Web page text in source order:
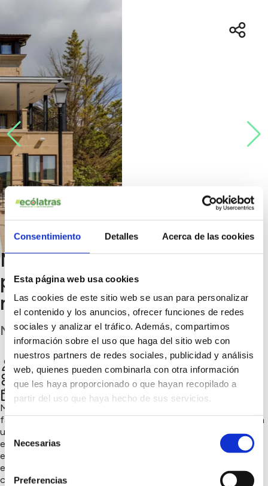
Consentimiento Detalles Acerca de las cookies
Esta página web usa cookies
Las cookies de este sitio web se usan para personalizar
el contenido y los anuncios, ofrecer funciones de redes
sociales y analizar el tráfico. Además, compartimos
información sobre el uso que haga del sitio web con
nuestros partners de redes sociales, publicidad y análisis
web, quienes pueden combinarla con otra información
que les haya proporcionado o que hayan recopilado a
partir del uso que haya hecho de sus servicios.
Selección
de
consentimiento
Necesarias
Preferencias
Mirador de Deyo: recuperar el
patrimonio rural con una
mirada sostenible
Navarra
Mirador de Deyo
Chatear
Soluciones circulares, Consumo responsable
2º trimestre 2026
Mirador de Deyo nace de la recuperación de una antigua casa
familiar en Villamayor de Monjardín (Navarra), transformada en
un hotel boutique que combina patrimonio, eficiencia
energética y respeto por el entorno. El proyecto apuesta por
energías renovables, gestión responsable del agua, movilidad
eléctrica, comercio local y reducción de residuos,
contribuyendo a mantener vivo el medio rural navarro.